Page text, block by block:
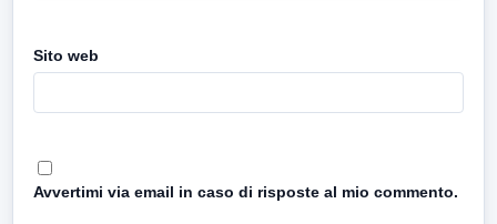
Sito web
Avvertimi via email in caso di risposte al mio commento.